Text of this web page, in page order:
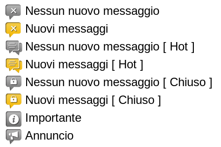
Nessun nuovo messaggio
Nuovi messaggi
Nessun nuovo messaggio [ Hot ]
Nuovi messaggi [ Hot ]
Nessun nuovo messaggio [ Chiuso ]
Nuovi messaggi [ Chiuso ]
Importante
Annuncio